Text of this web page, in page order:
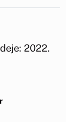
2022.